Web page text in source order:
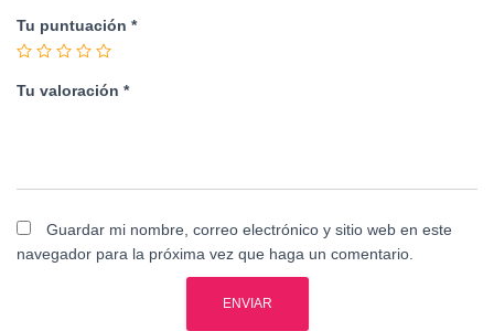
Tu puntuación *
Tu valoración *
Guardar mi nombre, correo electrónico y sitio web en este
navegador para la próxima vez que haga un comentario.